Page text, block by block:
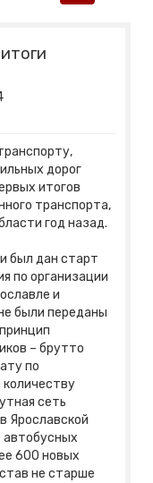
дорог
итогов
транспорта,
год назад.
был дан старт
по организации
и
были переданы
– брутто
по
сеть
Ярославской
автобусных
600 новых
не старше